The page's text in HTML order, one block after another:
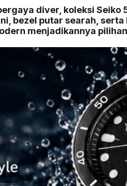
diver, koleksi Seiko
bezel putar searah,
menjadikannya